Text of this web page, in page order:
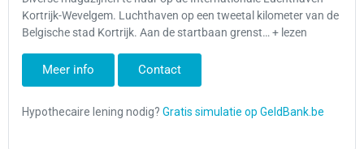
Kortrijk-Wevelgem. Luchthaven op een tweetal kilometer van de
Belgische stad Kortrijk. Aan de startbaan grenst… + lezen
Meer info Contact